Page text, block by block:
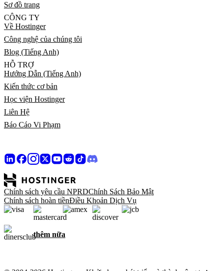
Sơ đồ trang
CÔNG TY
Về Hostinger
Công nghệ của chúng tôi
Blog (Tiếng Anh)
HỖ TRỢ
Hướng Dẫn (Tiếng Anh)
Kiến thức cơ bản
Học viện Hostinger
Liên Hệ
Báo Cáo Vi Phạm
Chính sách yêu cầu NPRDChính Sách Bảo Mật
Chính sách hoàn tiềnĐiều Khoản Dịch Vụ
thêm nữa